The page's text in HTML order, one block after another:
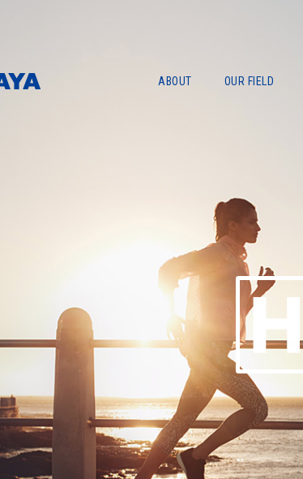
ABOUT OUR FIELD